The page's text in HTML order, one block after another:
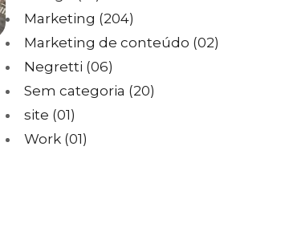
Marketing (204)
Marketing de conteúdo (02)
Negretti (06)
Sem categoria (20)
site (01)
Work (01)